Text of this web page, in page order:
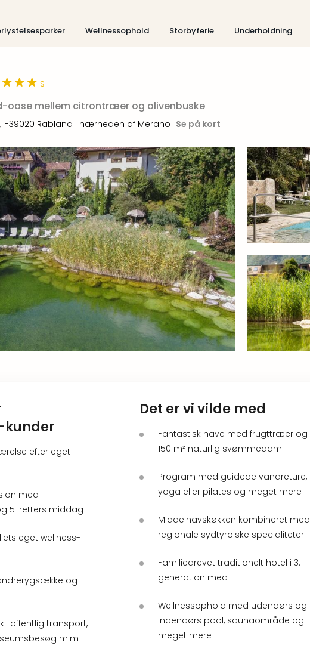
Wellnessophold Storbyferie Underholdning
s
oase mellem citrontræer og olivenbuske
, I-39020 Rabland i nærheden af Merano Se på kort
kunder
efter eget
med
5-retters middag
eget wellness-
og
offentlig transport,
m.m
Det er vi vilde med
Fantastisk have med frugttræer og
150 m² naturlig svømmedam
Program med guidede vandreture,
yoga eller pilates og meget mere
Middelhavskøkken kombineret med
regionale sydtyrolske specialiteter
Familiedrevet traditionelt hotel i 3.
generation med
Wellnessophold med udendørs og
indendørs pool, saunaområde og
meget mere